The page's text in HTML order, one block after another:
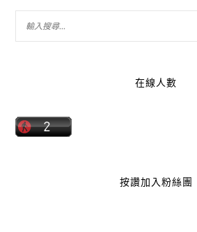
在線人數
按讚加入粉絲團